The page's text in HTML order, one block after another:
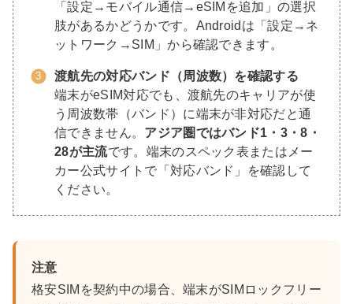
「設定→モバイル通信→eSIMを追加」の選択
肢があるかどうかです。Androidは「設定→ネ
ットワーク→SIM」から確認できます。
渡航先の対応バンド（周波数）を確認する
端末がeSIM対応でも、渡航先のキャリアが使
う周波数帯（バンド）に端末が非対応だと通
信できません。 アジア圏ではバンド1・3・8・
28が主流です。端末のスペック表またはメー
カー公式サイトで「対応バンド」を確認して
ください。
注意
格安SIMを契約中の場合、端末がSIMロックフリー